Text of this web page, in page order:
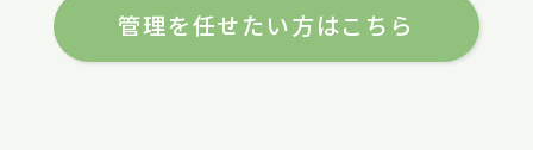
管理を任せたい方はこちら